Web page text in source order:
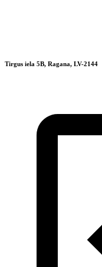
Tirgus iela 5B, Ragana, LV-2144